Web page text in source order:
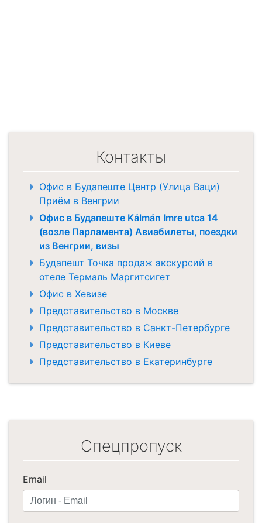
Контакты
Офис в Будапеште Центр (Улица Ваци)
Приём в Венгрии
Офис в Будапеште Kálmán Imre utca 14
(возле Парламента) Авиабилеты, поездки
из Венгрии, визы
Будапешт Точка продаж экскурсий в
отеле Термаль Маргитсигет
Офис в Хевизе
Представительство в Москве
Представительство в Санкт-Петербурге
Представительство в Киеве
Представительство в Екатеринбурге
Спецпропуск
Email